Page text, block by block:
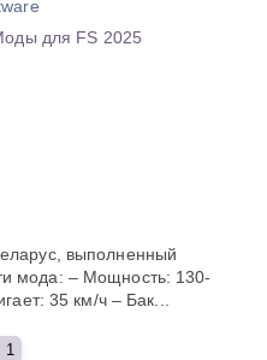
для FS 2025
выполненный
мода: – Мощность: 130-
35 км/ч – Бак...
1